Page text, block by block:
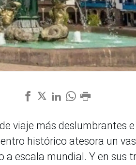
viaje más deslumbrantes e
histórico atesora un
escala mundial. Y en sus